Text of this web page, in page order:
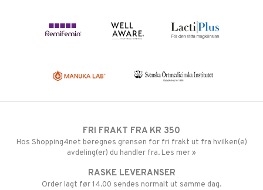
FRI FRAKT FRA KR 350
Hos Shopping4net beregnes grensen for fri frakt ut fra hvilken(e)
avdeling(er) du handler fra. Les mer »
RASKE LEVERANSER
Order lagt før 14.00 sendes normalt ut samme dag.